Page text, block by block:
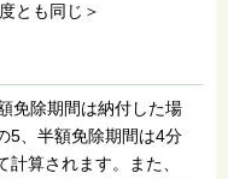
とも同じ＞
免除期間は納付した場
5、半額免除期間は4分
算されます。また、